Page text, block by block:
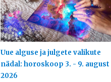
Uue alguse ja julgete valikute
nädal: horoskoop 3. - 9. august
2026